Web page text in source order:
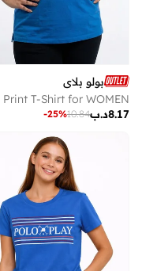
بولو بلاي
د.ب8.17
10.84
-25%